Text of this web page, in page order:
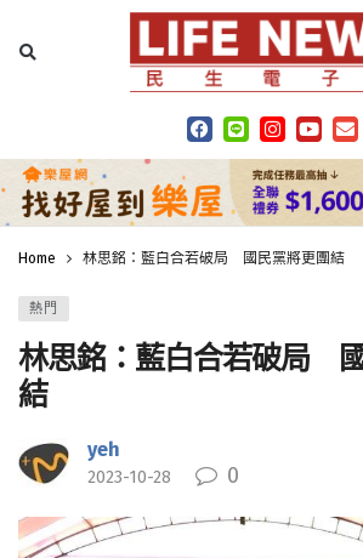
Home 林思銘：藍白合若破局 國民黨將更團結
熱門
林思銘：藍白合若破局
結
yeh
2023-10-28 0